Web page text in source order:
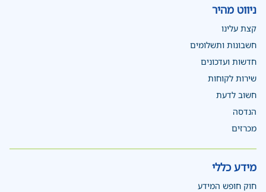
ניווט מהיר
קצת עלינו
חשבונות ותשלומים
חדשות ועדכונים
שירות לקוחות
חשוב לדעת
הנדסה
מכרזים
מידע כללי
חוק חופש המידע